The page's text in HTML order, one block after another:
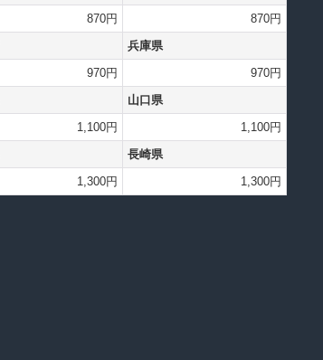
870円
870円
兵庫県
970円
970円
山口県
1,100円
1,100円
長崎県
1,300円
1,300円